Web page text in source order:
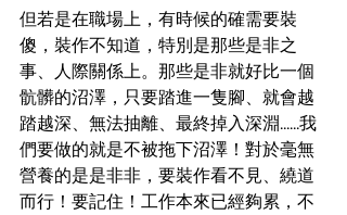
但若是在職場上，有時候的確需要裝
傻，裝作不知道，特別是那些是非之
事、人際關係上。那些是非就好比一個
骯髒的沼澤，只要踏進一隻腳、就會越
踏越深、無法抽離、最終掉入深淵......我
們要做的就是不被拖下沼澤！對於毫無
營養的是是非非，要裝作看不見、繞道
而行！要記住！工作本來已經夠累，不